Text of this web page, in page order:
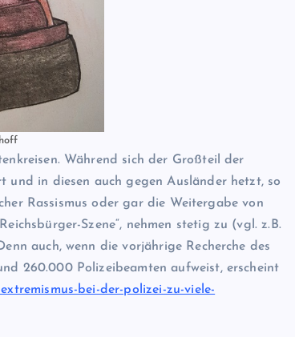
Während sich der Großteil der
in diesen auch gegen Ausländer hetzt, so
Rassismus oder gar die Weitergabe von
Szene“, nehmen stetig zu (vgl. z.B.
auch, wenn die vorjährige Recherche des
260.000 Polizeibeamten aufweist, erscheint
bei-der-polizei-zu-viele-